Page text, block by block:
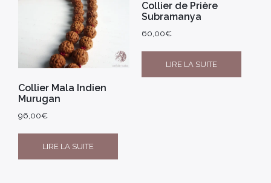
Collier Mala Indien
Murugan
96,00€
LIRE LA SUITE
Collier de Prière
Subramanya
60,00€
LIRE LA SUITE